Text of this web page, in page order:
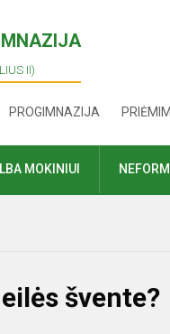
II)
PROGIMNAZIJA
MOKINIUI
švente?